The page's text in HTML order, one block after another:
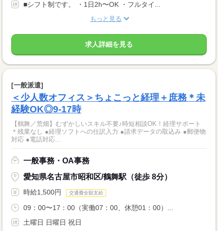
■シフト制です。 ・1日2h〜OK ・フルタイ...
もっと見る
求人詳細を見る
[一般派遣]
＜少人数オフィス＞ちょこっと経理＋庶務＊未
経験OK◎9-17時
【鶴舞／荒畑】むずかしいスキル不要♪時短相談OK！経理サポート
＊残業なし ●経理ソフトへの仕訳入力 ●請求データの取込み ●郵便物
対応 ●電話対応...
一般事務・OA事務
愛知県名古屋市昭和区/鶴舞駅（徒歩 8分）
時給1,500円 交通費全額支給
09：00〜17：00（実働07：00、休憩01：00）...
土曜日 日曜日 祝日